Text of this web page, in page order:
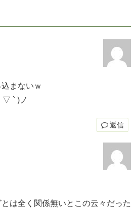
まないｗ
▽ ` )ノ
返信
は全く関係無いとこの云々だった